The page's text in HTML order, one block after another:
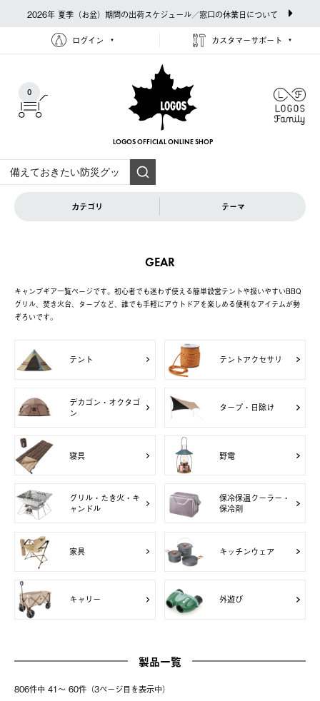
2026年 夏季（お盆）期間の出荷スケジュール／窓口の休業日について
ログイン カスタマーサポート
0
LOGOS OFFICIAL ONLINE SHOP
カテゴリ テーマ
GEAR
キャンプギア一覧ページです。初心者でも迷わず使える簡単設営テントや扱いやすいBBQ
グリル、焚き火台、タープなど、誰でも手軽にアウトドアを楽しめる便利なアイテムが勢
ぞろいです。
テント テントアクセサリ
デカゴン・オクタゴ
ン
タープ・日除け
寝具 野電
グリル・たき火・キ
ャンドル
保冷保温クーラー・
保冷剤
家具 キッチンウェア
キャリー 外遊び
製品一覧
806件中 41〜 60件（3ページ⽬を表⽰中）